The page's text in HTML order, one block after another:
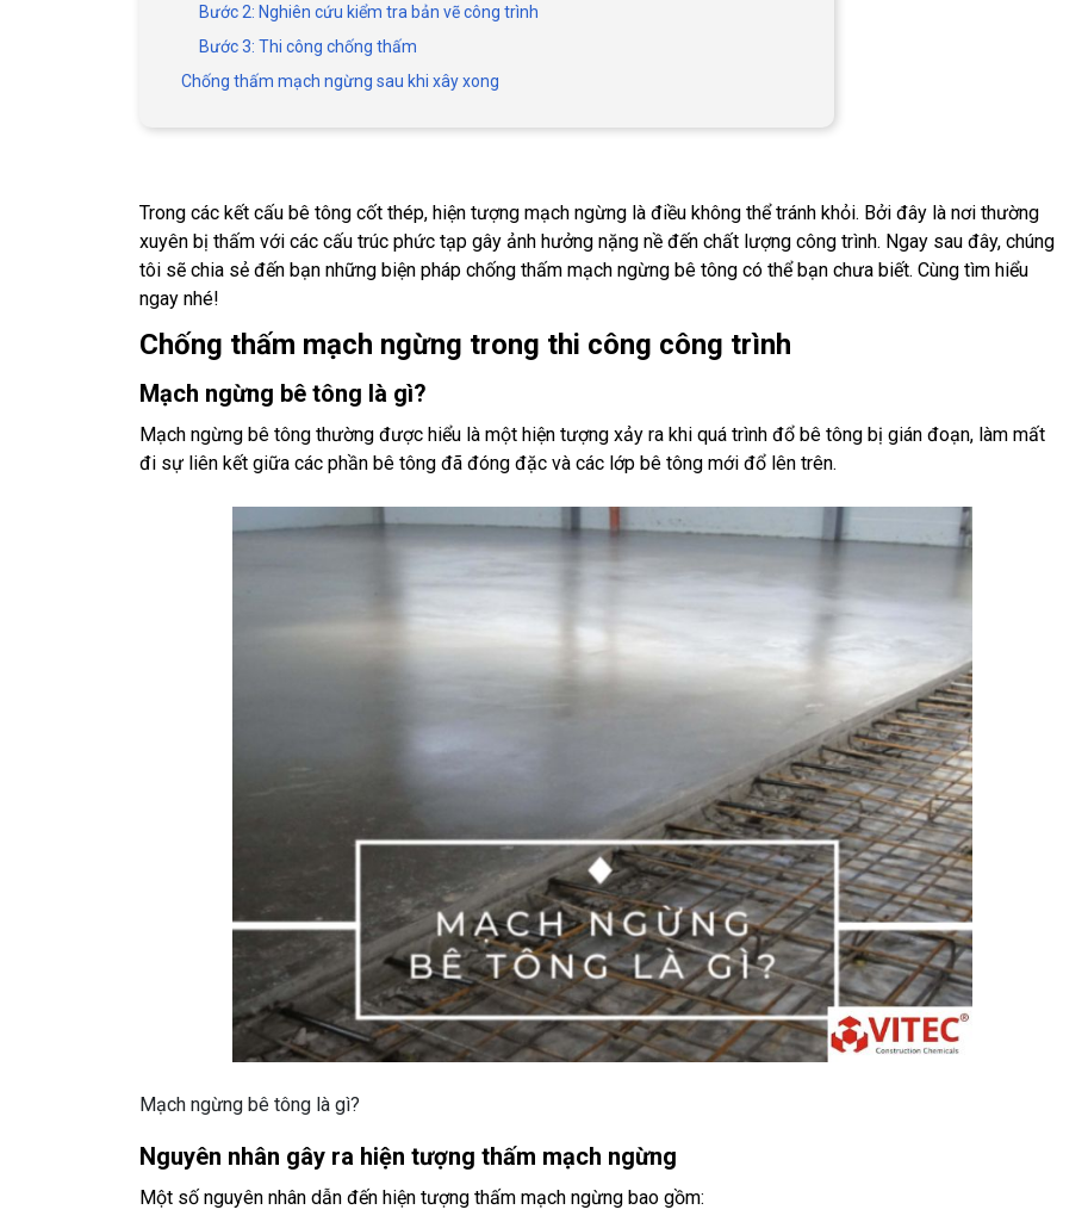
Bước 2: Nghiên cứu kiểm tra bản vẽ công trình
Bước 3: Thi công chống thấm
Chống thấm mạch ngừng sau khi xây xong
Trong các kết cấu bê tông cốt thép, hiện tượng mạch ngừng là điều không thể tránh khỏi. Bởi đây là nơi thường
xuyên bị thấm với các cấu trúc phức tạp gây ảnh hưởng nặng nề đến chất lượng công trình. Ngay sau đây, chúng
tôi sẽ chia sẻ đến bạn những biện pháp chống thấm mạch ngừng bê tông có thể bạn chưa biết. Cùng tìm hiểu
ngay nhé!
Chống thấm mạch ngừng trong thi công công trình
Mạch ngừng bê tông là gì?
Mạch ngừng bê tông thường được hiểu là một hiện tượng xảy ra khi quá trình đổ bê tông bị gián đoạn, làm mất
đi sự liên kết giữa các phần bê tông đã đóng đặc và các lớp bê tông mới đổ lên trên.
Mạch ngừng bê tông là gì?
Nguyên nhân gây ra hiện tượng thấm mạch ngừng
Một số nguyên nhân dẫn đến hiện tượng thấm mạch ngừng bao gồm: